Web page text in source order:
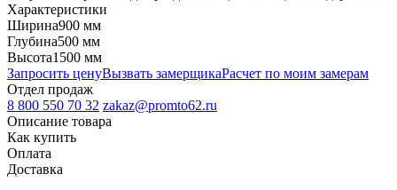
Характеристики
Ширина900 мм
Глубина500 мм
Высота1500 мм
Запросить ценуВызвать замерщикаРасчет по моим замерам
Отдел продаж
8 800 550 70 32 zakaz@promto62.ru
Описание товара
Как купить
Оплата
Доставка